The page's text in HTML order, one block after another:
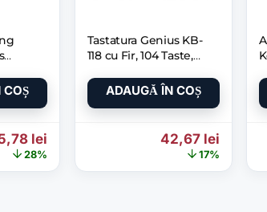
lei.
COȘ
inițial a fost: 1.293,37 lei.
lei Prețul curent este: 925,78 lei.
28%
Tastatura Genius KB-
118 cu Fir, 104 Taste,
ADAUGĂ ÎN COȘ
Prețul inițial a
42,67 leiPrețul
17%